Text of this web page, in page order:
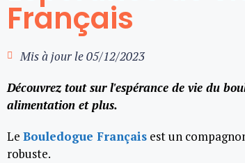
Français
Mis à jour le05/12/2023
Découvrez tout sur l'espérance de vie du
alimentation et plus.
Le Bouledogue Français est un
robuste.